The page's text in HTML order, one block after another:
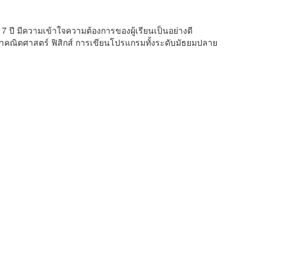
มีความเข้าใจความต้องการของผู้เรียนเป็นอย่างดี
ณิตศาสตร์ ฟิสิกส์ การเขียนโปรแกรมทั้งระดับมัธยมปลาย